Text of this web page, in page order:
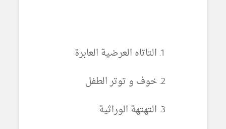
التاتاه العرضية العابرة
خوف و توتر الطفل
التهتهة الوراثية